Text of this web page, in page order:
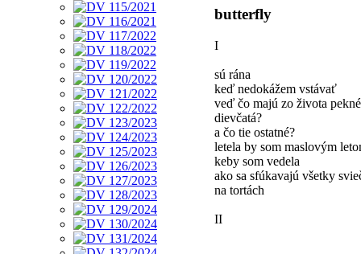
butterfly
I
sú rána
keď nedokážem vstávať
veď čo majú zo života pekné
dievčatá?
a čo tie ostatné?
letela by som maslovým
keby som vedela
ako sa sfúkavajú všetky
na tortách
II